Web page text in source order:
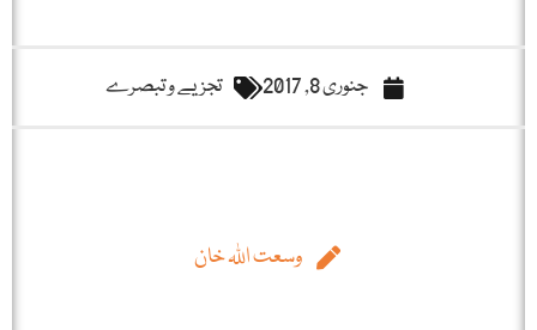
جنوری 8, 2017 تجزیے و تبصرے
وسعت اللہ خان